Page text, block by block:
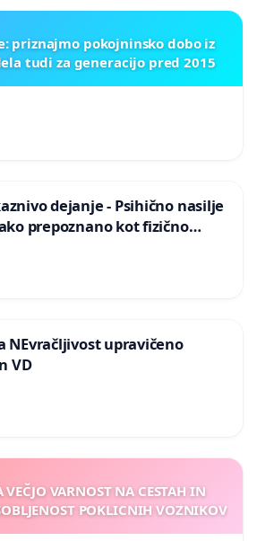
priznajmo pokojninsko dobo iz
tudi za generacijo pred 2015
dejanje - Psihično nasilje
prepoznano kot fizično
NEvračljivost upravičeno
VD
VARNOST NA CESTAH IN
POKLICNIH VOZNIKOV